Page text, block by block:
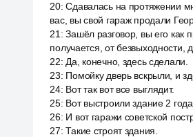
20:Сдавалась на протяжении
вас, вы свой гараж продали
21 :Зашёл разговор, вы его как
получается, от безвыходности,
22: Да, конечно, здесь сделали.
23: Помойку дверь вскрыли, и
24: Вот так вот все выглядит.
25: Вот выстроили здание 2 года
26: И вот гаражи советской
27:Такие строят здания.